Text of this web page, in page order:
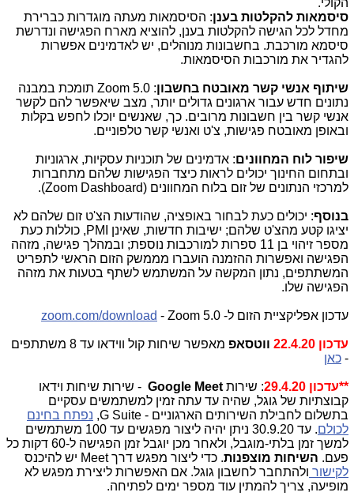
הקולי.
סיסמאות להקלטות בענן: הסיסמאות מעתה מוגדרות כברירת
מחדל לכל הגישה להקלטות בענן, להוציא מארח הפגישה ונדרשת
סיסמא מורכבת. בחשבונות מנוהלים, יש לאדמינים אפשרות
להגדיר את מורכבות הסיסמאות.
שיתוף אנשי קשר מאובטח בחשבון:
Zoom 5.0 תומכת במבנה
נתונים חדש עבור ארגונים גדולים יותר, מצב שיאפשר להם לקשר
אנשי קשר בין חשבונות מרובים. כך, שאנשים יוכלו לחפש בקלות
ובאופן מאובטח פגישות, צ'ט ואנשי קשר טלפוניים.
שיפור לוח המחוונים: אדמינים של תוכניות עסקיות, ארגוניות
ובתחום החינוך יכולים לראות כיצד הפגישות שלהם מתחברות
למרכזי הנתונים של זום בלוח המחוונים (Zoom Dashboard
).
בנוסף: יכולים כעת לבחור באופציה, שהודעות הצ'ט זום שלהם לא
יציגו קטע מהצ'ט שלהם; ישיבות חדשות, שאינן
PMI, כוללות כעת
מספר זיהוי בן 11 ספרות למורכבות נוספת; ובמהלך פגישה, מזהה
הפגישה ואפשרות ההזמנה הועברו מממשק הזום הראשי לתפריט
המשתתפים, נתון המקשה על המשתמש לשתף בטעות את מזהה
הפגישה שלו.
עדכון אפליקציית הזום ל- Zoom 5.0
-
zoom.com/download
עדכון 22.4.20 ווטסאפ
מאפשר שיחות קול ווידאו עד 8 משתתפים
- כאן
**עדכון 29.4.20 : שירות Google Meet - שירות שיחות וידאו
קבוצתיות של גוגל, שהיה עד עתה זמין למשתמשים עסקיים
בתשלום לחבילת השירותים הארגוניים - G Suite
, נפתח בחינם
לכולם
. עד 30.9.20 ניתן יהיה ליצור מפגשים עד 100 משתמשים
למשך זמן בלתי-מוגבל, ולאחר מכן יוגבל זמן הפגישה ל-60 דקות כל
פעם. השיחות מוצפנות. כדי ליצור מפגש דרךMeet יש להיכנס
לקישור ולהתחבר לחשבון גוגל. אם האפשרות ליצירת מפגש לא
מופיעה, צריך להמתין עוד מספר ימים לפתיחה.